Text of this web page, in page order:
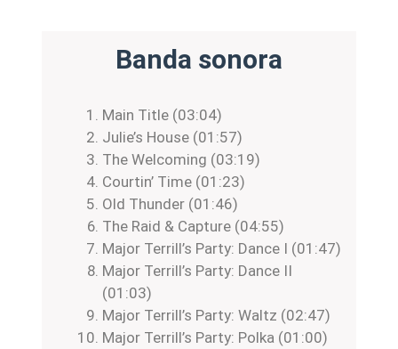
Banda sonora
Main Title (03:04)
Julie’s House (01:57)
The Welcoming (03:19)
Courtin’ Time (01:23)
Old Thunder (01:46)
The Raid & Capture (04:55)
Major Terrill’s Party: Dance I (01:47)
Major Terrill’s Party: Dance II
(01:03)
Major Terrill’s Party: Waltz (02:47)
Major Terrill’s Party: Polka (01:00)